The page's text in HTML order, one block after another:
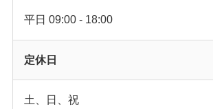
平日 09:00 - 18:00
定休日
土、日、祝